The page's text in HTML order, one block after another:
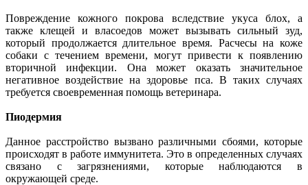
Повреждение кожного покрова вследствие укуса блох, а
также клещей и власоедов может вызывать сильный зуд,
который продолжается длительное время. Расчесы на коже
собаки с течением времени, могут привести к появлению
вторичной инфекции. Она может оказать значительное
негативное воздействие на здоровье пса. В таких случаях
требуется своевременная помощь ветеринара.
Пиодермия
Данное расстройство вызвано различными сбоями, которые
происходят в работе иммунитета. Это в определенных случаях
связано с загрязнениями, которые наблюдаются в
окружающей среде.